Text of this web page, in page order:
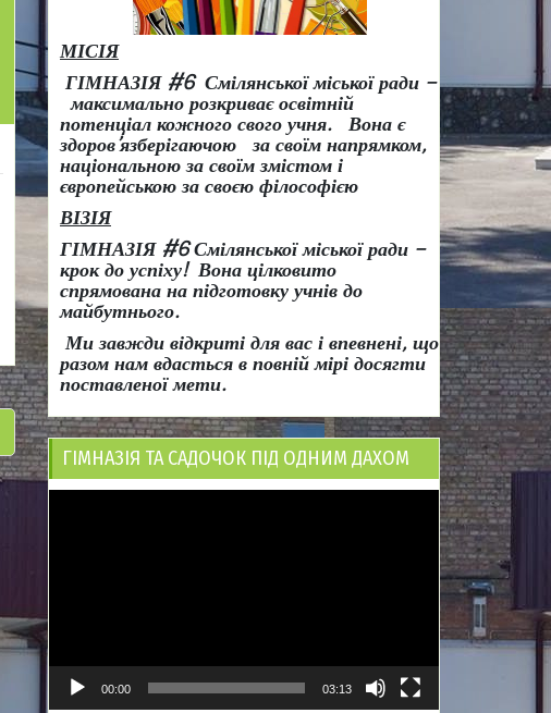
МІСІЯ
ГІМНАЗІЯ #6 Смілянської міської ради –
максимально розкриває освітній
потенціал кожного свого учня.
Вона є
здоров’язберігаючою за своїм напрямком,
національною за своїм змістом і
європейською за своєю філософією
ВІЗІЯ
ГІМНАЗІЯ #6 Смілянської міської ради –
крок до успіху! Вона цілковито
спрямована на підготовку учнів до
майбутнього.
Ми завжди відкриті для вас і впевнені, що
разом нам вдасться в повній мірі досягти
поставленої мети.
ГІМНАЗІЯ ТА САДОЧОК ПІД ОДНИМ ДАХОМ
00:00 03:13